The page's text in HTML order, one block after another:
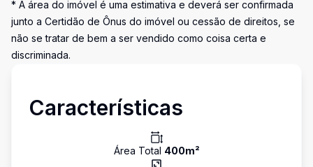
* A área do imóvel é uma estimativa e deverá ser confirmada
junto a Certidão de Ônus do imóvel ou cessão de direitos, se
não se tratar de bem a ser vendido como coisa certa e
discriminada.
Características
Área Total 400m²